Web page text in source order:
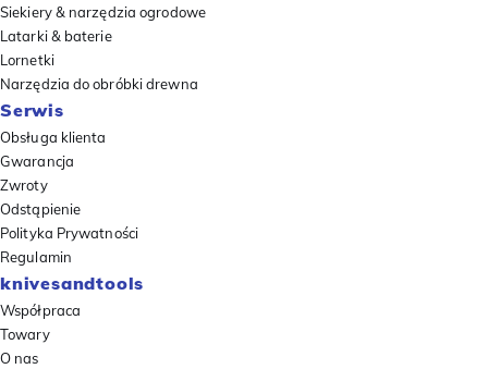
Siekiery & narzędzia ogrodowe
Latarki & baterie
Lornetki
Narzędzia do obróbki drewna
Serwis
Obsługa klienta
Gwarancja
Zwroty
Odstąpienie
Polityka Prywatności
Regulamin
knivesandtools
Współpraca
Towary
O nas